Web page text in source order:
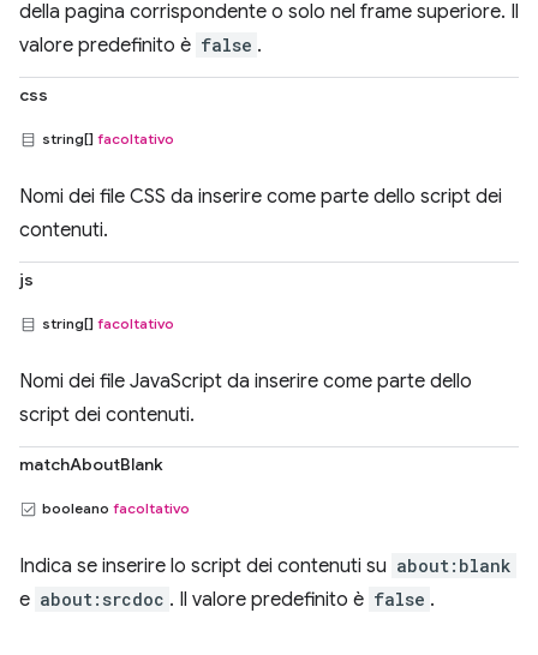
della pagina corrispondente o solo nel frame superiore. Il
valore predefinito è false .
css
string[] facoltativo
Nomi dei file CSS da inserire come parte dello script dei
contenuti.
js
string[] facoltativo
Nomi dei file JavaScript da inserire come parte dello
script dei contenuti.
matchAboutBlank
booleano facoltativo
Indica se inserire lo script dei contenuti su about:blank
e about:srcdoc . Il valore predefinito è false .